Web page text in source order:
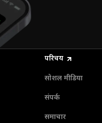
परिचय
सोशल मीडिया
संपर्क
समाचार